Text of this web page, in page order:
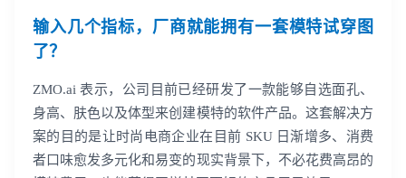
输入几个指标，厂商就能拥有一套模特试穿图
了？
ZMO.ai 表示，公司目前已经研发了一款能够自选面孔、
身高、肤色以及体型来创建模特的软件产品。这套解决方
案的目的是让时尚电商企业在目前 SKU 日渐增多、消费
者口味愈发多元化和易变的现实背景下，不必花费高昂的